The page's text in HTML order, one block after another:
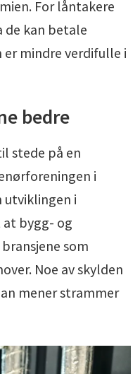
For låntakere
kan betale
mindre verdifulle i
bedre
stede på en
i
utviklingen i
bygg- og
som
Noe av skylden
mener strammer